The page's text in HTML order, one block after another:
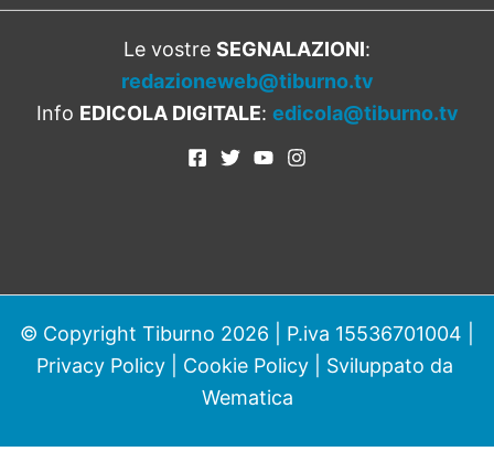
Le vostre SEGNALAZIONI:
redazioneweb@tiburno.tv
Info EDICOLA DIGITALE: edicola@tiburno.tv
© Copyright Tiburno 2026 | P.iva 15536701004 |
Privacy Policy| Cookie Policy| Sviluppato da
Wematica